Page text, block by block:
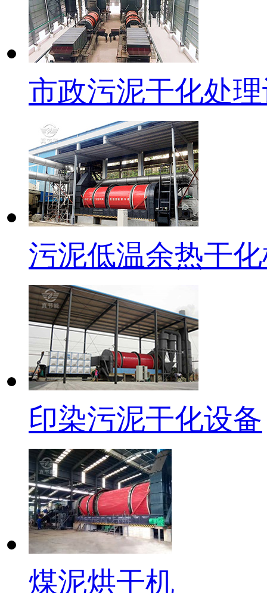
市政污泥干化处
污泥低温余热干
印染污泥干化设备
煤泥烘干机